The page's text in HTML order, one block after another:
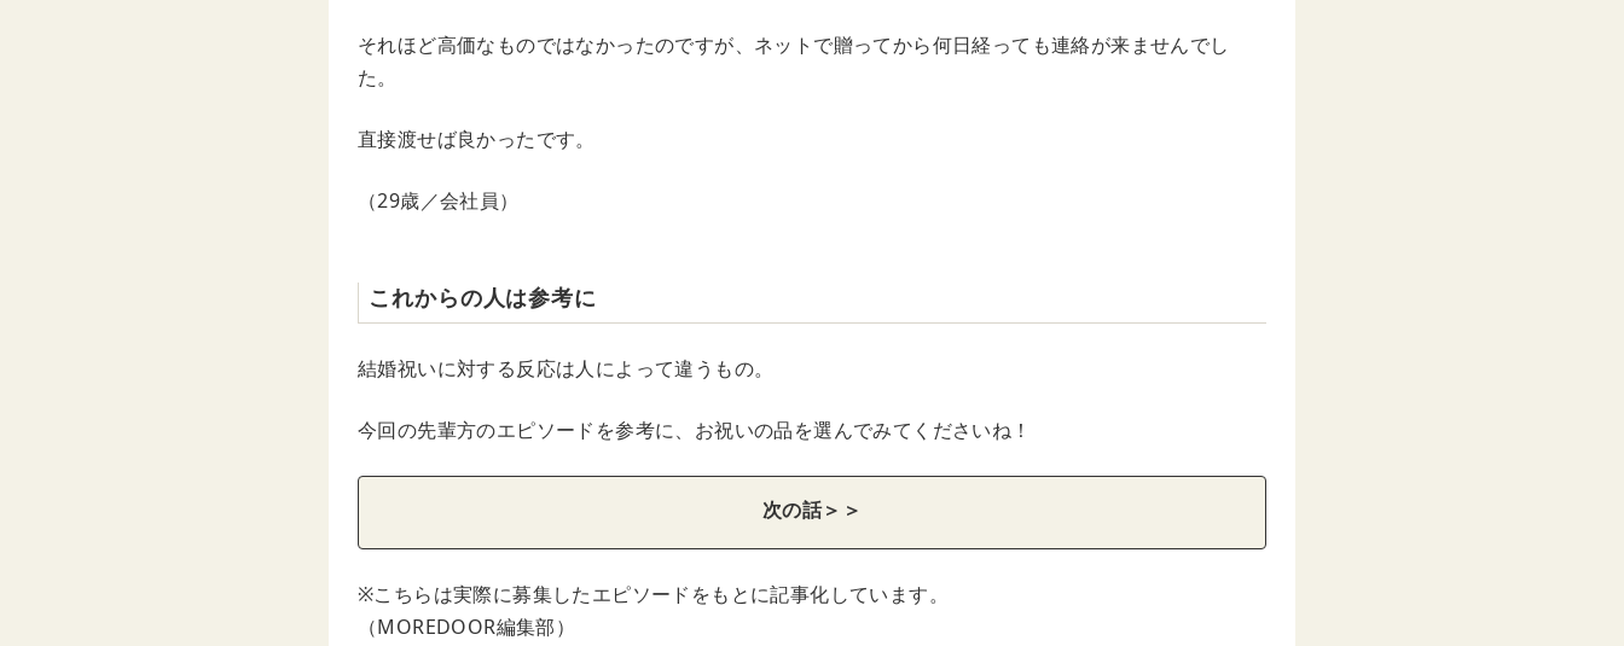
それほど高価なものではなかったのですが、ネットで贈ってから何日経っても連絡が来ませんでし
た。
直接渡せば良かったです。
（29歳／会社員）
これからの人は参考に
結婚祝いに対する反応は人によって違うもの。
今回の先輩方のエピソードを参考に、お祝いの品を選んでみてくださいね！
次の話＞＞
※こちらは実際に募集したエピソードをもとに記事化しています。
（MOREDOOR編集部）